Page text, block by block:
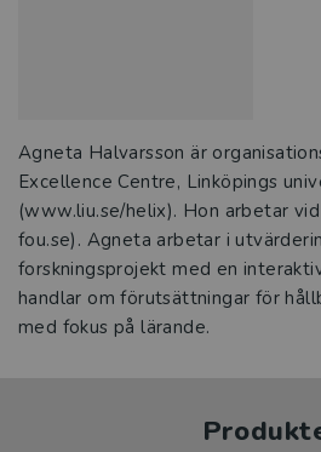
Agneta Halvarsson är
Excellence Centre, Linköpings
(www.liu.se/helix). Hon arbetar
fou.se). Agneta arbetar i
forskningsprojekt med en
handlar om förutsättningar för
med fokus på lärande.